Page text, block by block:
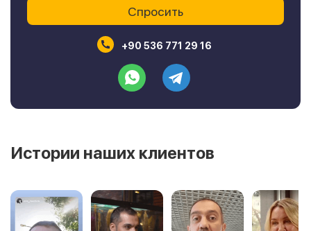
+90 536 771 29 16
Истории наших клиентов